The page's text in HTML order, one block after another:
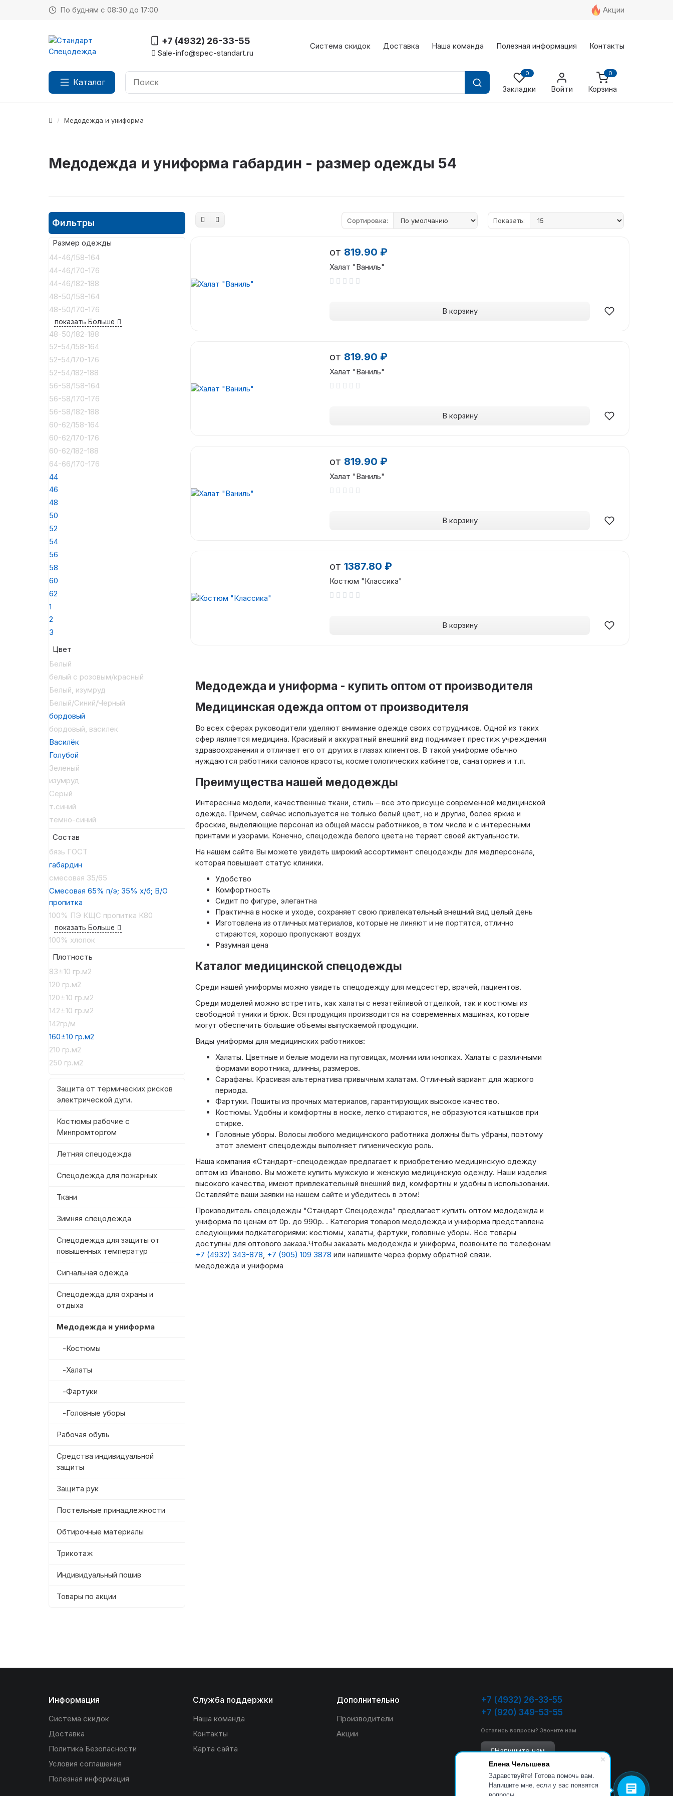
Елена Челышева
Здравствуйте! Готова помочь вам.
Напишите мне, если у вас появятся
По будням с 08:30 до 17:00 Акции
+7 (4932) 26-33-55
Sale-info@spec-standart.ru
Система скидок Доставка Наша команда Полезная информация Контакты
Каталог
0
Закладки Войти
0
Корзина
Медодежда и униформа
Медодежда и униформа габардин - размер одежды 54
Фильтры
Размер одежды
44-46/158-164
44-46/170-176
44-46/182-188
48-50/158-164
48-50/170-176
показать Больше
48-50/182-188
52-54/158-164
52-54/170-176
52-54/182-188
56-58/158-164
56-58/170-176
56-58/182-188
60-62/158-164
60-62/170-176
60-62/182-188
64-66/170-176
44
46
48
50
52
54
56
58
60
62
1
2
3
Цвет
Белый
белый с розовым/красный
Белый, изумруд
Белый/Синий/Черный
бордовый
бордовый, василек
Василёк
Голубой
Зеленый
изумруд
Серый
т.синий
темно-синий
Состав
бязь ГОСТ
габардин
смесовая 35/65
Смесовая 65% п/э; 35% х/б; В/О
пропитка
100% ПЭ КЩС пропитка К80
показать Больше
100% хлопок
Плотность
83±10 гр.м2
120 гр.м2
120±10 гр.м2
142±10 гр.м2
142гр/м
160±10 гр.м2
210 гр.м2
250 гр.м2
Защита от термических рисков
электрической дуги.
Костюмы рабочие с
Минпромторгом
Летняя спецодежда
Спецодежда для пожарных
Ткани
Зимняя спецодежда
Спецодежда для защиты от
повышенных температур
Сигнальная одежда
Спецодежда для охраны и
отдыха
Медодежда и униформа
-Костюмы
-Халаты
-Фартуки
-Головные уборы
Рабочая обувь
Средства индивидуальной
защиты
Защита рук
Постельные принадлежности
Обтирочные материалы
Трикотаж
Индивидуальный пошив
Товары по акции
Сортировка: Показать:
от 819.90 ₽
Халат "Ваниль"
В корзину
от 819.90 ₽
Халат "Ваниль"
В корзину
от 819.90 ₽
Халат "Ваниль"
В корзину
от1387.80 ₽
Костюм "Классика"
В корзину
Медодежда и униформа - купить оптом от производителя
Медицинская одежда оптом от производителя
Во всех сферах руководители уделяют внимание одежде своих сотрудников. Одной из таких
сфер является медицина. Красивый и аккуратный внешний вид поднимает престиж учреждения
здравоохранения и отличает его от других в глазах клиентов. В такой униформе обычно
нуждаются работники салонов красоты, косметологических кабинетов, санаториев и т.п.
Преимущества нашей медодежды
Интересные модели, качественные ткани, стиль – все это присуще современной медицинской
одежде. Причем, сейчас используется не только белый цвет, но и другие, более яркие и
броские, выделяющие персонал из общей массы работников, в том числе и с интересными
принтами и узорами. Конечно, спецодежда белого цвета не теряет своей актуальности.
На нашем сайте Вы можете увидеть широкий ассортимент спецодежды для медперсонала,
которая повышает статус клиники.
Удобство
Комфортность
Сидит по фигуре, элегантна
Практична в носке и уходе, сохраняет свою привлекательный внешний вид целый день
Изготовлена из отличных материалов, которые не линяют и не портятся, отлично
стираются, хорошо пропускают воздух
Разумная цена
Каталог медицинской спецодежды
Среди нашей униформы можно увидеть спецодежду для медсестер, врачей, пациентов.
Среди моделей можно встретить, как халаты с незатейливой отделкой, так и костюмы из
свободной туники и брюк. Вся продукция производится на современных машинах, которые
могут обеспечить большие объемы выпускаемой продукции.
Виды униформы для медицинских работников:
Халаты. Цветные и белые модели на пуговицах, молнии или кнопках. Халаты с различными
формами воротника, длинны, размеров.
Сарафаны. Красивая альтернатива привычным халатам. Отличный вариант для жаркого
периода.
Фартуки. Пошиты из прочных материалов, гарантирующих высокое качество.
Костюмы. Удобны и комфортны в носке, легко стираются, не образуются катышков при
стирке.
Головные уборы. Волосы любого медицинского работника должны быть убраны, поэтому
этот элемент спецодежды выполняет гигиеническую роль.
Наша компания «Стандарт-спецодежда» предлагает к приобретению медицинскую одежду
оптом из Иваново. Вы можете купить мужскую и женскую медицинскую одежду. Наши изделия
высокого качества, имеют привлекательный внешний вид, комфортны и удобны в использовании.
Оставляйте ваши заявки на нашем сайте и убедитесь в этом!
Производитель спецодежды "Стандарт Спецодежда" предлагает купить оптом медодежда и
униформа по ценам от 0р. до 990р. . Категория товаров медодежда и униформа представлена
следующими подкатегориями: костюмы, халаты, фартуки, головные уборы. Все товары
доступны для оптового заказа.Чтобы заказать медодежда и униформа, позвоните по телефонам
+7 (4932) 343-878 +7 (905) 109 3878 или напишите через форму обратной связи.
медодежда и униформа
Информация
Система скидок
Доставка
Политика Безопасности
Условия соглашения
Полезная информация
Служба поддержки
Наша команда
Контакты
Карта сайта
Дополнительно
Производители
Акции
+7 (4932) 26-33-55
+7 (920) 349-53-55
Остались вопросы? Звоните нам
Напишите нам